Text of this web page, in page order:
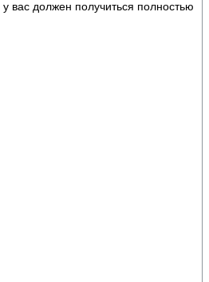
у вас должен получиться полностью